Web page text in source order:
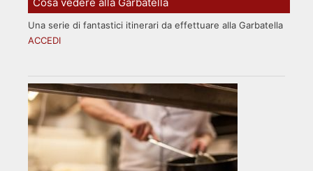
Cosa vedere alla Garbatella
Una serie di fantastici itinerari da effettuare alla Garbatella
ACCEDI